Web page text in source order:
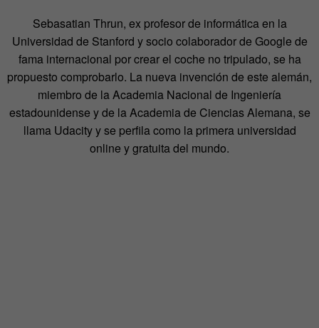
Sebasatian Thrun, ex profesor de informática en la
Universidad de Stanford y socio colaborador de Google de
fama internacional por crear el coche no tripulado, se ha
propuesto comprobarlo. La nueva invención de este alemán,
miembro de la Academia Nacional de Ingeniería
estadounidense y de la Academia de Ciencias Alemana, se
llama Udacity y se perfila como la primera universidad
online y gratuita del mundo.